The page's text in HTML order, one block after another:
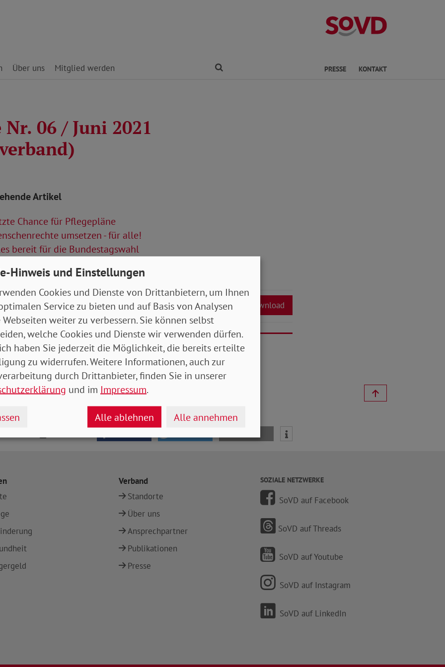
Über uns Mitglied werden PRESSE KONTAKT
Nr. 06 / Juni 2021
Artikel
Chance für Pflegepläne
umsetzen - für alle!
bereit für die Bundestagswahl
Juni 2021- 6 MB Download
Verband
Standorte
Über uns
Ansprechpartner
Publikationen
Presse
SOZIALE NETZWERKE
SoVD auf Facebook
SoVD auf Threads
SoVD auf Youtube
SoVD auf Instagram
SoVD auf LinkedIn
Hinweis und Einstellungen
Cookies und Dienste von Drittanbietern, um Ihnen
Service zu bieten und auf Basis von Analysen
Webseiten weiter zu verbessern. Sie können selbst
welche Cookies und Dienste wir verwenden dürfen.
haben Sie jederzeit die Möglichkeit, die bereits erteilte
zu widerrufen. Weitere Informationen, auch zur
durch Drittanbieter, finden Sie in unserer
und im Impressum.
Alle ablehnen Alle annehmen